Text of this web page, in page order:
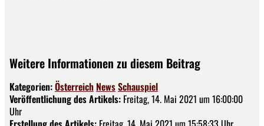
Weitere Informationen zu diesem Beitrag
Kategorien:Österreich NewsSchauspiel
Veröffentlichung des Artikels: Freitag, 14. Mai 2021 um 16:00:00
Uhr